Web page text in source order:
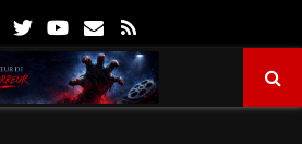
FacebookTwitterYoutube
Email